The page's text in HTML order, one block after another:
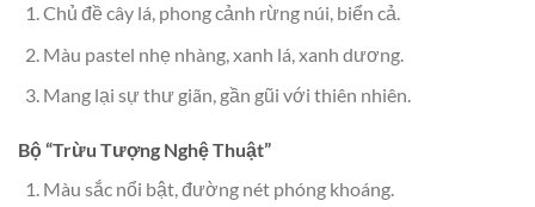
Chủ đề cây lá, phong cảnh rừng núi, biển cả.
Màu pastel nhẹ nhàng, xanh lá, xanh dương.
Mang lại sự thư giãn, gần gũi với thiên nhiên.
Bộ “Trừu Tượng Nghệ Thuật”
Màu sắc nổi bật, đường nét phóng khoáng.